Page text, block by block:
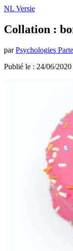
NL Versie
Collation :
par Psychologies
Publié le : 24/06/2020